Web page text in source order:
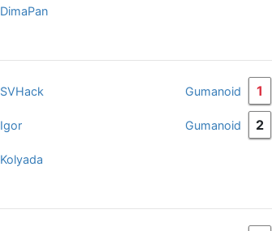
DimaPan
SVHack
Igor
Kolyada
Gumanoid 1
Gumanoid 2